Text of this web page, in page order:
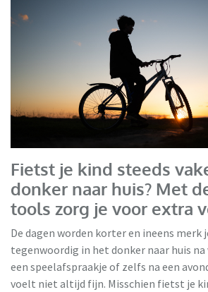
Fietst je kind steeds
donker naar huis? Met
tools zorg je voor extra
De dagen worden korter en ineens merk
tegenwoordig in het donker naar huis
een speelafspraakje of zelfs na een
voelt niet altijd fijn. Misschien fietst je